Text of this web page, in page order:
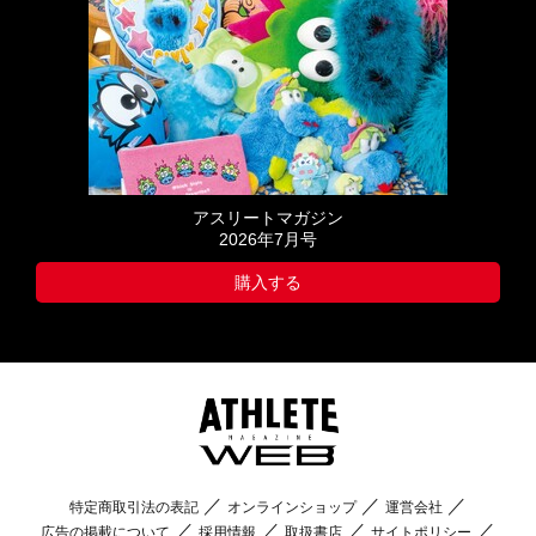
アスリートマガジン
2026年7月号
購入する
特定商取引法の表記 オンラインショップ
運営会社
広告の掲載について
採用情報 取扱書店 サイトポリシー